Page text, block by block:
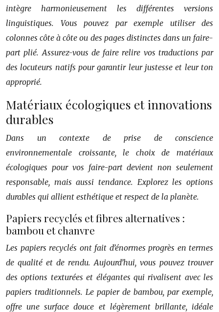
intègre harmonieusement les différentes versions
linguistiques. Vous pouvez par exemple utiliser des
colonnes côte à côte ou des pages distinctes dans un faire-
part plié. Assurez-vous de faire relire vos traductions par
des locuteurs natifs pour garantir leur justesse et leur ton
approprié.
Matériaux écologiques et innovations
durables
Dans un contexte de prise de conscience
environnementale croissante, le choix de matériaux
écologiques pour vos faire-part devient non seulement
responsable, mais aussi tendance. Explorez les options
durables qui allient esthétique et respect de la planète.
Papiers recyclés et fibres alternatives :
bambou et chanvre
Les papiers recyclés ont fait d’énormes progrès en termes
de qualité et de rendu. Aujourd’hui, vous pouvez trouver
des options texturées et élégantes qui rivalisent avec les
papiers traditionnels. Le papier de bambou, par exemple,
offre une surface douce et légèrement brillante, idéale